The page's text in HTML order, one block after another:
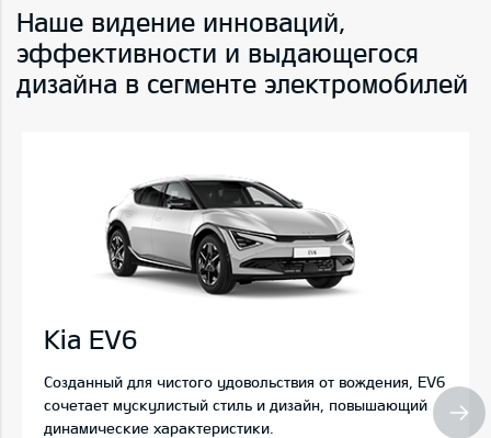
Наше видение инноваций,
эффективности и выдающегося
дизайна в сегменте электромобилей
Kia EV6
Созданный для чистого удовольствия от вождения, EV6
сочетает мускулистый стиль и дизайн, повышающий
динамические характеристики.